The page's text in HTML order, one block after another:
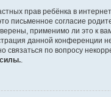
прав ребёнка в
согласие
применимо ли это к
данной конференции
по вопросу